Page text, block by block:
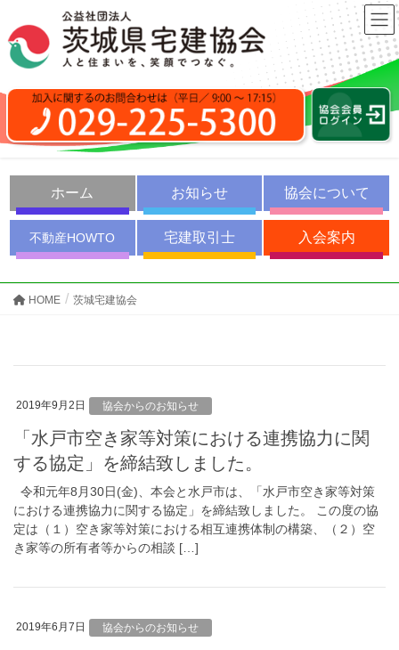
ホーム お知らせ 協会について
不動産HOWTO 宅建取引士 入会案内
HOME 茨城宅建協会
2019年9月2日 協会からのお知らせ
「水戸市空き家等対策における連携協力に関
する協定」を締結致しました。
令和元年8月30日(金)、本会と水戸市は、「水戸市空き家等対策
における連携協力に関する協定」を締結致しました。 この度の協
定は（１）空き家等対策における相互連携体制の構築、（２）空
き家等の所有者等からの相談 […]
2019年6月7日 協会からのお知らせ